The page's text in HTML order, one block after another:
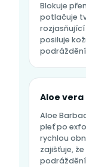
Blokuje
potlačuje
posiluje
Aloe
Aloe
pleť po
rychlou
zajišťuje,